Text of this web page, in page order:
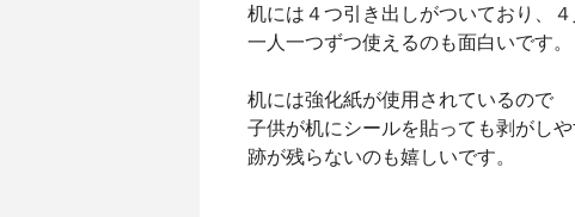
机には４つ引き出しがついており、
一人一つずつ使えるのも面白いです。
机には強化紙が使用されているので
子供が机にシールを貼っても剥がしや
跡が残らないのも嬉しいです。